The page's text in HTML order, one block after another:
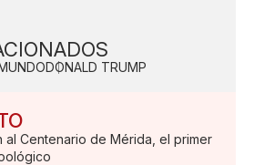
DONALD TRUMP
al Centenario de Mérida, el primer